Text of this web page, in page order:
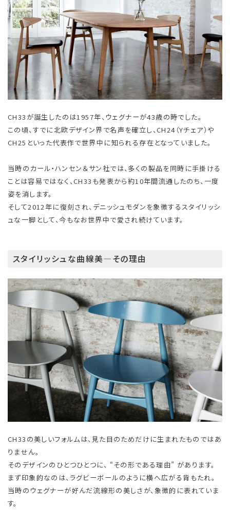
CH33が誕生したのは1957年、ウェグナーが43歳の時でした。
この頃、すでに北欧デザイン界で名声を確立し、CH24（Yチェア）や
CH25といった代表作で世界中に知られる存在となっていました。
当時のカール・ハンセン＆サン社では、多くの製品を同時に手掛ける
ことは容易ではなく、CH33も発表から約10年間流通したのち、一度
姿を消します。
そして2012年に復刻され、デニッシュモダンを象徴するスタイリッシ
ュな一脚として、今もなお世界中で愛され続けています。
スタイリッシュな曲線美―その理由
CH33の美しいフォルムは、見た目のためだけに生まれたものではあ
りません。
そのデザインのひとつひとつに、 “その形である理由” があります。
まず印象的なのは、ラグビーボールのように横へ広がる背もたれ。
当時のウェグナーが好んだ流線形の美しさが、象徴的に表れていま
す。